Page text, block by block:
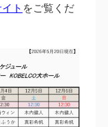
ト をご覧くだ